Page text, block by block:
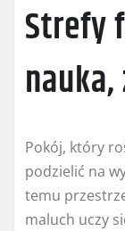
Strefy
Pokój, który
podzielić na
temu
maluch uczy